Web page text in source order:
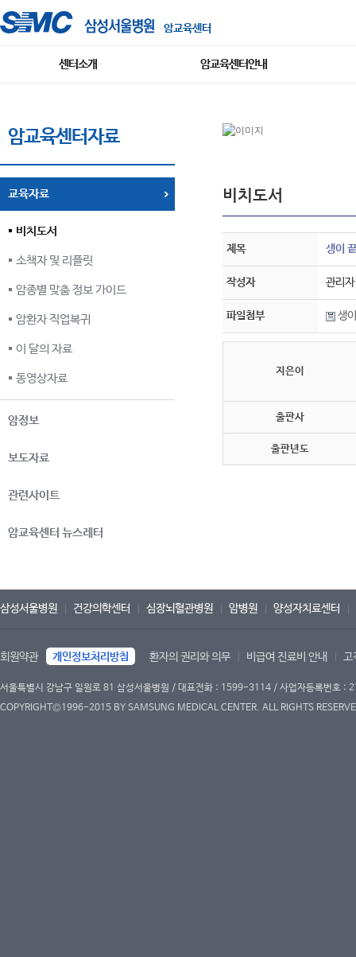
암교육센터
센터소개 암교육센터안내
암교육센터자료
교육자료
비치도서
소책자 및 리플릿
암종별 맞춤 정보 가이드
암환자 직업복귀
이 달의 자료
동영상자료
암정보
보도자료
관련사이트
암교육센터 뉴스레터
비치도서
제목 생이
작성자 관리자
파일첨부 생
지은이
출판사
출판년도
삼성서울병원 건강의학센터 심장뇌혈관병원 암병원 양성자치료센터
회원약관 개인정보처리방침 환자의 권리와 의무 비급여 진료비 안내 고
서울특별시 강남구 일원로 81 삼성서울병원 / 대표전화 : 1599-3114 / 사업자등록번호
COPYRIGHT©1996-2015 BY SAMSUNG MEDICAL CENTER. ALL RIGHTS